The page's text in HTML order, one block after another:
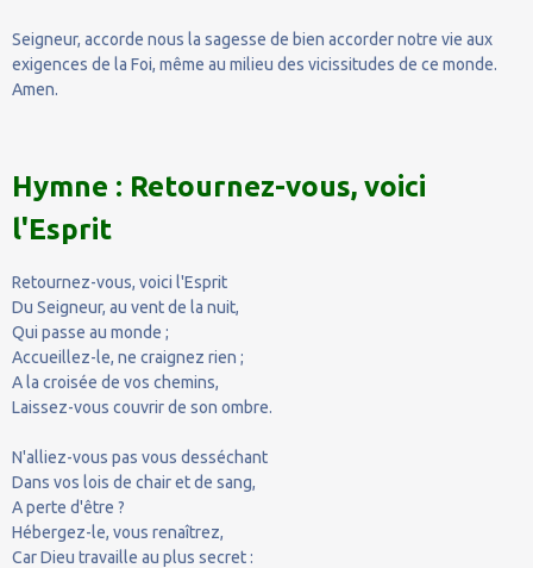
Seigneur, accorde nous la sagesse de bien accorder notre vie aux
exigences de la Foi, même au milieu des vicissitudes de ce monde.
Amen.
Hymne : Retournez-vous, voici
l'Esprit
Retournez-vous, voici l'Esprit
Du Seigneur, au vent de la nuit,
Qui passe au monde ;
Accueillez-le, ne craignez rien ;
A la croisée de vos chemins,
Laissez-vous couvrir de son ombre.
N'alliez-vous pas vous desséchant
Dans vos lois de chair et de sang,
A perte d'être ?
Hébergez-le, vous renaîtrez,
Car Dieu travaille au plus secret :